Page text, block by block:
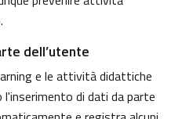
dell’utente
e le attività didattiche
di dati da parte